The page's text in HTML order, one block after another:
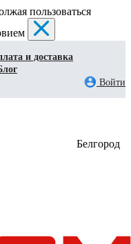
пользоваться
и доставка
Войти
Белгород